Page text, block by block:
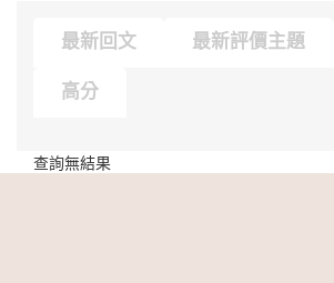
最新回文 最新評價主題
高分
查詢無結果